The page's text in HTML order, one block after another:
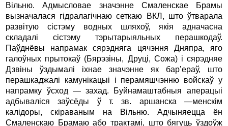
Вільню. Адмысловае значэнне Смаленскае Брамы
вызначалася гідралагічнаю сеткаю ВКЛ, што ўтварала
развітую сістэму водных шляхоў, якія адначасна
складалі сістэму тэрытарыяльных перашкодаў.
Паўднёвы напрамак сярэдняга цячэння Дняпра, яго
галоўных прытокаў (Бярэзіны, Друці, Сожа) і сярэдняе
Дзвіны ўздымалі іхнае значэнне як бар’ераў, што
перашкаджалі камунікацыі і перамяшчэнню войскаў у
напрамку ўсход — захад. Буйнамаштабныя аперацыі
адбываліся заўсёды ў т. зв. аршанска —менскім
калідоры, скіраваным на Вільню. Адчыняецца ён
Смаленскаю Брамаю або трактамі, што бягуць ўздоўж